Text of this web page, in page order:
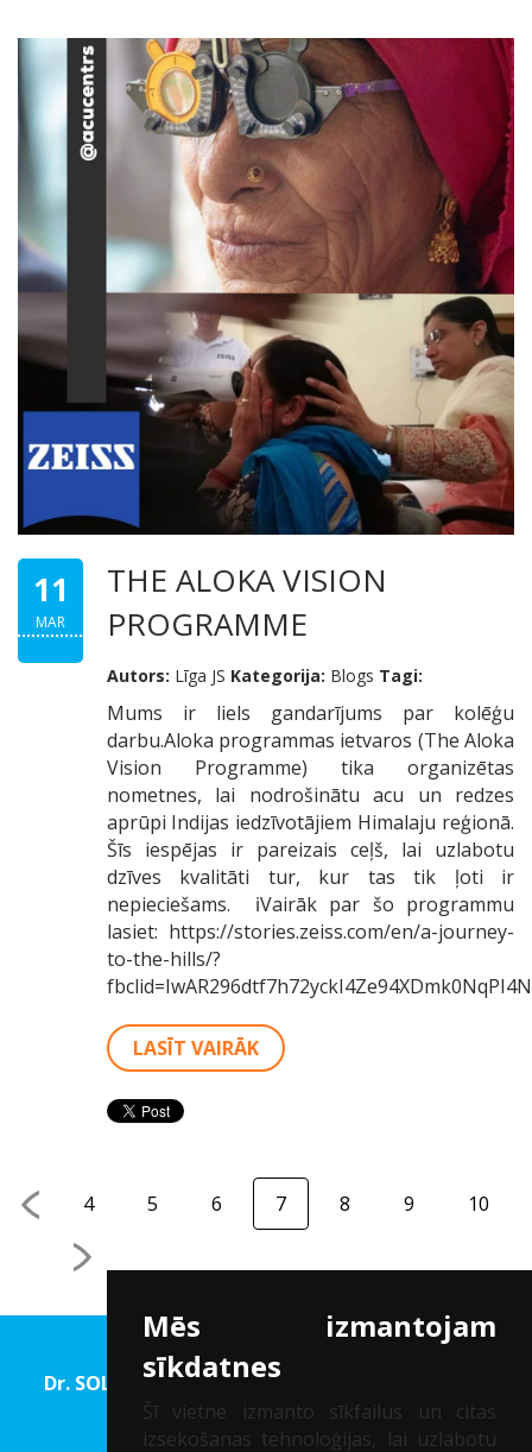
Mēs izmantojam
sīkdatnes
Šī vietne izmanto sīkfailus un citas
izsekošanas tehnoloģijas, lai uzlabotu
11
MAR
THE ALOKA VISION
PROGRAMME
Autors: Līga JS Kategorija: Blogs Tagi:
Mums ir liels gandarījums par kolēģu
darbu.Aloka programmas ietvaros (The Aloka
Vision Programme) tika organizētas
nometnes, lai nodrošinātu acu un redzes
aprūpi Indijas iedzīvotājiem Himalaju reģionā.
Šīs iespējas ir pareizais ceļš, lai uzlabotu
dzīves kvalitāti tur, kur tas tik ļoti ir
nepieciešams. ℹVairāk par šo programmu
lasiet: https://stories.zeiss.com/en/a-journey-
to-the-hills/?
LASĪT VAIRĀK
4 5 6 7 8 9 10
Dr. SOLOMATINA Acu rehabilitācijas un Redzes
korekcijas centrs